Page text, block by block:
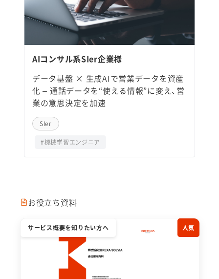
AIコンサル系SIer企業様
データ基盤 × 生成AIで営業データを資産
化 – 通話データを“使える情報”に変え、営
業の意思決定を加速
SIer
#機械学習エンジニア
お役立ち資料
サービス概要を知りたい方へ 人気